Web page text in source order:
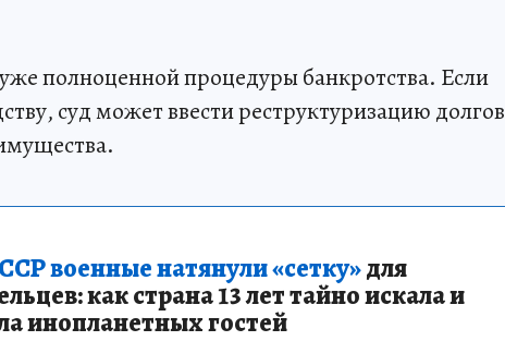
полноценной процедуры банкротства. Если
суд может ввести реструктуризацию долгов
военные натянули «сетку»для
как страна 13 лет тайно искала и
инопланетных гостей